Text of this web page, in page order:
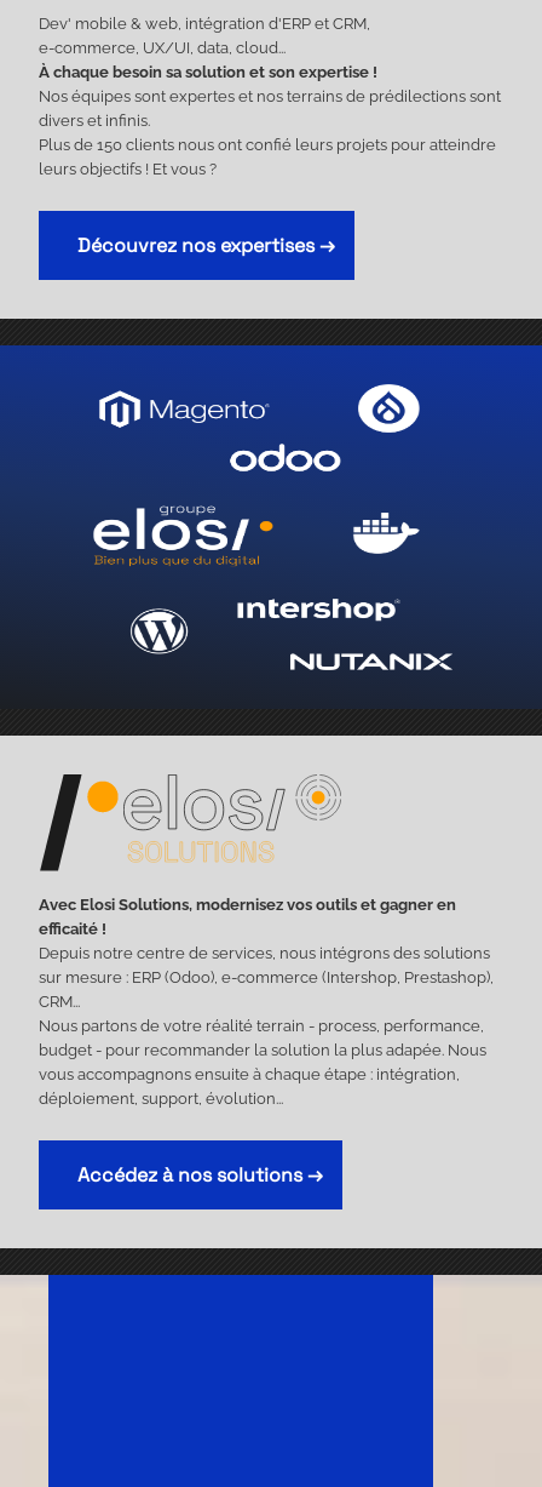
Dev' mobile & web, intégration d'ERP et CRM,
e-commerce, UX/UI, data, cloud...
À chaque besoin sa solution et son expertise !
Nos équipes sont expertes et nos terrains de prédilections sont
divers et infinis.
Plus de 150 clients nous ont confié leurs projets pour atteindre
leurs objectifs ! Et vous ?
Découvrez nos expertises →
Avec Elosi Solutions, modernisez vos outils et gagner en
efficaité !
Depuis notre centre de services, nous intégrons des solutions
sur mesure : ERP (Odoo), e-commerce (Intershop, Prestashop),
CRM...
Nous partons de votre réalité terrain - process, performance,
budget - pour recommander la solution la plus adapée. Nous
vous accompagnons ensuite à chaque étape : intégration,
déploiement, support, évolution...
Accédez à nos solutions →